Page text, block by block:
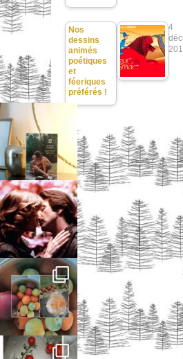
Nos
dessins
animés
poétiques
et
féeriques
préférés !
4